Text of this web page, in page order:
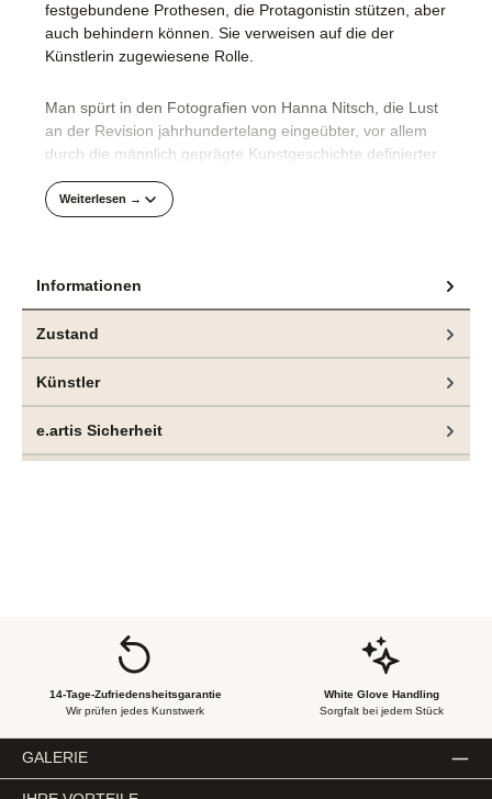
festgebundene Prothesen, die Protagonistin stützen, aber
auch behindern können. Sie verweisen auf die der
Künstlerin zugewiesene Rolle.
Man spürt in den Fotografien von Hanna Nitsch, die Lust
an der Revision jahrhundertelang eingeübter, vor allem
durch die männlich geprägte Kunstgeschichte definierter
mehr enthüllt als verbirgt. Die ikonografisch
hochstilisierten Bilder werden zum Ausgangspunkt der
Weiterlesen →
Informationen
Zustand
Künstler
e.artis Sicherheit
14-Tage-Zufriedensheitsgarantie
Wir prüfen jedes Kunstwerk
White Glove Handling
Sorgfalt bei jedem Stück
GALERIE